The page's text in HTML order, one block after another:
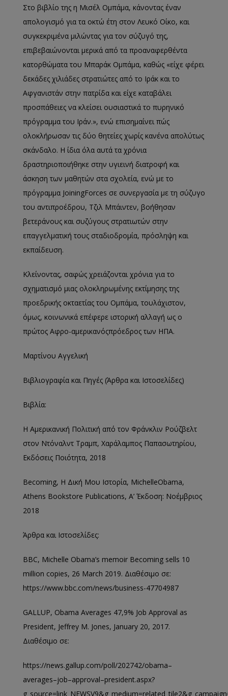
Στο βιβλίο της η Μισέλ Ομπάμα, κάνοντας έναν
απολογισμό για τα οκτώ έτη στον Λευκό Οίκο, και
συγκεκριμένα μιλώντας για τον σύζυγό της,
επιβεβαιώνονταιμερικά από τα προαναφερθέντα
κατορθώματα του Μπαράκ Ομπάμα, καθώς «είχε φέρει
δεκάδες χιλιάδες στρατιώτες από το Ιράκ και το
Αφγανιστάν στην πατρίδα και είχε καταβάλει
προσπάθειες να κλείσει ουσιαστικά το πυρηνικό
πρόγραμμα του Ιράν.», ενώ επισημαίνει πώς
ολοκλήρωσαν τις δύο θητείες χωρίς κανένα απολύτως
σκάνδαλο. Η ίδια όλα αυτά τα χρόνια
δραστηριοποιήθηκε στην υγιεινή διατροφή και
άσκηση των μαθητών στα σχολεία, ενώ με το
πρόγραμμα JoiningForces σε συνεργασία με τη σύζυγο
του αντιπροέδρου, Τζιλ Μπάιντεν, βοήθησαν
βετεράνους και συζύγους στρατιωτών στην
επαγγελματική τους σταδιοδρομία, πρόσληψη και
εκπαίδευση.
Κλείνοντας, σαφώς χρειάζονται χρόνια για το
σχηματισμό μιας ολοκληρωμένης εκτίμησης της
προεδρικής οκταετίας του Ομπάμα, τουλάχιστον,
όμως, κοινωνικά επέφερε ιστορική αλλαγή ως ο
πρώτος Αφρο-αμερικανόςπρόεδρος των ΗΠΑ.
Μαρτίνου Αγγελική
Βιβλιογραφία και Πηγές (Άρθρα και Ιστοσελίδες)
Βιβλία:
Η Αμερικανική Πολιτική από τον Φράνκλιν Ρούζβελτ
στον Ντόναλντ Τραμπ, Χαράλαμπος Παπασωτηρίου,
Εκδόσεις Ποιότητα, 2018
Becoming, Η Δική Μου Ιστορία, MichelleObama,
Athens Bookstore Publications, Α’ Έκδοση: Νοέμβριος
2018
Άρθρα και Ιστοσελίδες:
BBC, Michelle Obama’s memoir Becoming sells 10
million copies, 26 March 2019. Διαθέσιμο σε:
https://www.bbc.com/news/business-47704987
GALLUP, Obama Averages 47,9% Job Approval as
President, Jeffrey M. Jones, January 20, 2017.
Διαθέσιμο σε:
https://news.gallup.com/poll/202742/obama–
averages–job–approval–president.aspx?
g source=link NEWSV9&g medium=related tile2&g campaign